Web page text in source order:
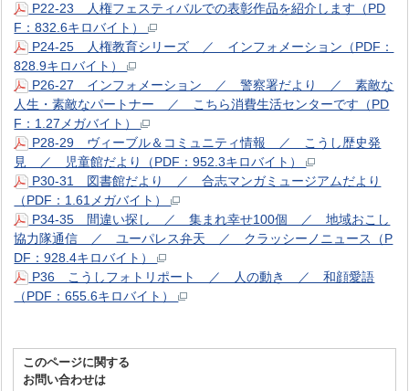
P22-23 人権フェスティバルでの表彰作品を紹介します（PD
F：832.6キロバイト）
P24-25 人権教育シリーズ ／ インフォメーション（PDF：
828.9キロバイト）
P26-27 インフォメーション ／ 警察署だより ／ 素敵な
人生・素敵なパートナー ／ こちら消費生活センターです（PD
F：1.27メガバイト）
P28-29 ヴィーブル＆コミュニティ情報 ／ こうし歴史発
見 ／ 児童館だより（PDF：952.3キロバイト）
P30-31 図書館だより ／ 合志マンガミュージアムだより
（PDF：1.61メガバイト）
P34-35 間違い探し ／ 集まれ幸せ100個 ／ 地域おこし
協力隊通信 ／ ユーパレス弁天 ／ クラッシーノニュース（P
DF：928.4キロバイト）
P36 こうしフォトリポート ／ 人の動き ／ 和顔愛語
（PDF：655.6キロバイト）
このページに関する
お問い合わせは